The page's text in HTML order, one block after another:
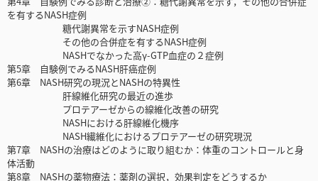
を有するNASH症例
糖代謝異常を示すNASH症例
その他の合併症を有するNASH症例
NASHでなかった高γ-GTP血症の２症例
第5章 自験例でみるNASH肝癌症例
第6章 NASH研究の現況とNASHの特異性
肝線維化研究の最近の進歩
プロテアーゼからの線維化改善の研究
NASHにおける肝線維化機序
NASH繊維化におけるプロテアーゼの研究現況
第7章 NASHの治療はどのように取り組むか：体重のコントロールと身
体活動
第8章 NASHの薬物療法：薬剤の選択，効果判定をどうするか